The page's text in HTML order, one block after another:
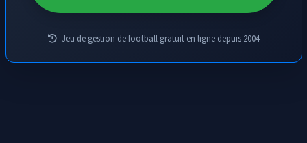
Jeu de gestion de football gratuit en ligne depuis 2004